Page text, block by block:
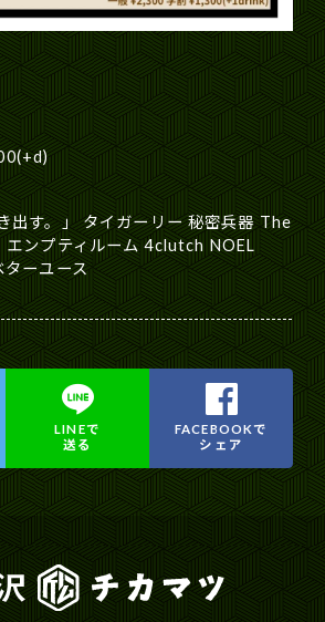
出す。」 タイガーリー 秘密兵器 The
ンプティルーム 4clutch NOEL
ーユース
LINEで
送る
FACEBOOKで
シェア